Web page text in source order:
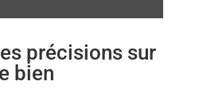
précisions sur
bien